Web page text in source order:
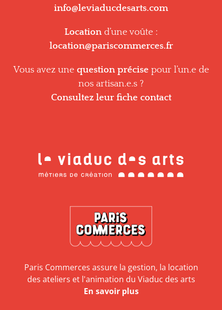
info@leviaducdesarts.com
Location d’une voûte :
location@pariscommerces.fr
Vous avez une question précise pour l’un.e de
nos artisan.e.s ?
Consultez leur fiche contact
Paris Commerces assure la gestion, la location
des ateliers et l'animation du Viaduc des arts
En savoir plus